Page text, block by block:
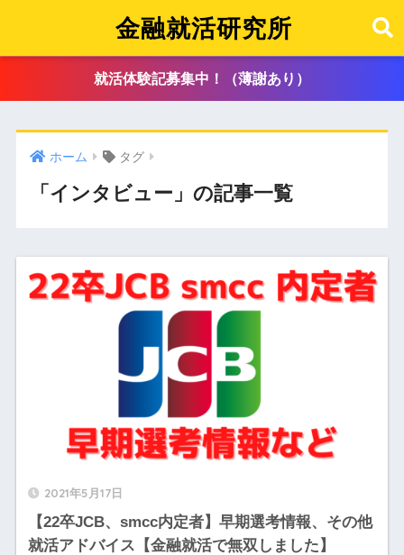
金融就活研究所
就活体験記募集中！（薄謝あり）
ホーム タグ
「インタビュー」の記事一覧
2021年5月17日
【22卒JCB、smcc内定者】早期選考情報、その他
就活アドバイス【金融就活で無双しました】